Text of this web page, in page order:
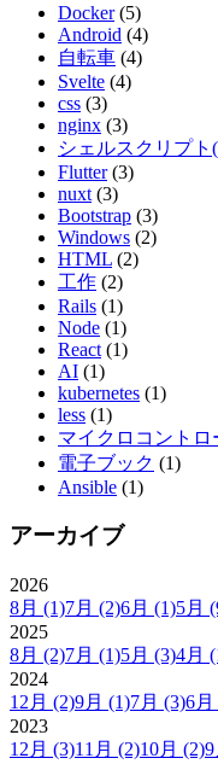
Docker (5)
Android (4)
自転車 (4)
Svelte (4)
css (3)
nginx (3)
シェルスクリプト
Flutter (3)
nuxt (3)
Bootstrap (3)
Windows (2)
HTML (2)
工作 (2)
Rails (1)
Node (1)
React (1)
AI (1)
kubernetes (1)
less (1)
マイクロコントロ
電子ブック (1)
Ansible (1)
アーカイブ
2026
8月 (1)7月 (2)6月 (1)5月
2025
8月 (2)7月 (1)5月 (3)4月
2024
12月 (2)9月 (1)7月 (3)6月
2023
12月 (3)11月 (2)10月 (2)9